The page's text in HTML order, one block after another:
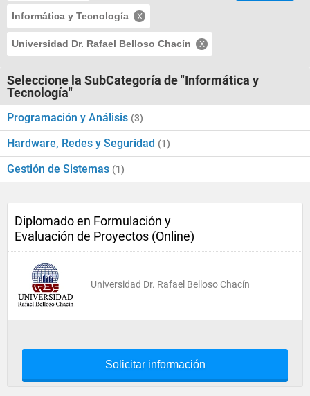
Informática y Tecnología
Universidad Dr. Rafael Belloso Chacín
Seleccione la SubCategoría de "Informática y
Tecnología"
Programación y Análisis (3)
Hardware, Redes y Seguridad (1)
Gestión de Sistemas (1)
Diplomado en Formulación y
Evaluación de Proyectos (Online)
Universidad Dr. Rafael Belloso Chacín
Solicitar información